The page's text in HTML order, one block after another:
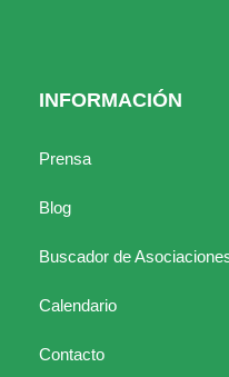
INFORMACIÓN
Prensa
Blog
Buscador de
Calendario
Contacto